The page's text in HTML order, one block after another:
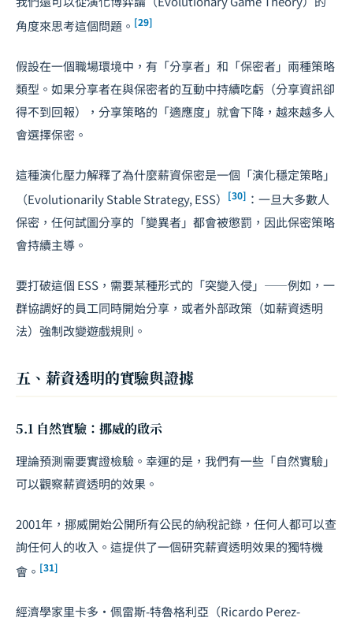
角度來思考這個問題。 [29]
假設在一個職場環境中，有「分享者」和「保密者」兩種策略
類型。如果分享者在與保密者的互動中持續吃虧（分享資訊卻
得不到回報），分享策略的「適應度」就會下降，越來越多人
會選擇保密。
這種演化壓力解釋了為什麼薪資保密是一個「演化穩定策略」
（Evolutionarily Stable Strategy, ESS）
[30] ：一旦大多數人
保密，任何試圖分享的「變異者」都會被懲罰，因此保密策略
會持續主導。
要打破這個 ESS，需要某種形式的「突變入侵」——例如，一
群協調好的員工同時開始分享，或者外部政策（如薪資透明
法）強制改變遊戲規則。
五、薪資透明的實驗與證據
5.1 自然實驗：挪威的啟示
理論預測需要實證檢驗。幸運的是，我們有一些「自然實驗」
可以觀察薪資透明的效果。
2001年，挪威開始公開所有公民的納稅記錄，任何人都可以查
詢任何人的收入。這提供了一個研究薪資透明效果的獨特機
會。 [31]
經濟學家里卡多・佩雷斯-特魯格利亞（Ricardo Perez-